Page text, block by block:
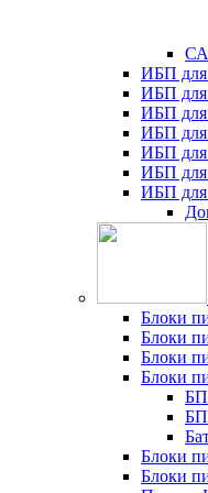
ИБП для
ИБП для
ИБП для
ИБП для
ИБП для
ИБП для
ИБП для
Блоки
Блоки
Блоки
Блоки
БП
БП
Блоки
Блоки